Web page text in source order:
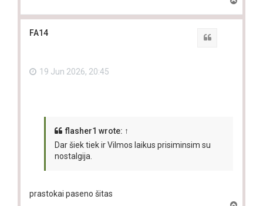
p
FA14
19 Jun 2026, 20:45
flasher1 wrote: ↑
Dar šiek tiek ir Vilmos laikus prisiminsim su
nostalgija.
prastokai paseno šitas